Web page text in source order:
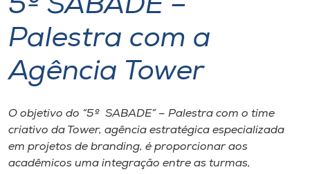
Pesquisa
Atendimento ao Estudante
Portal de Ensino
A
5º SABADE –
Palestra com a
Agência Tower
O objetivo do “5º SABADE” – Palestra com o time
criativo da Tower, agência estratégica especializada
em projetos de branding, é proporcionar aos
acadêmicos uma integração entre as turmas,